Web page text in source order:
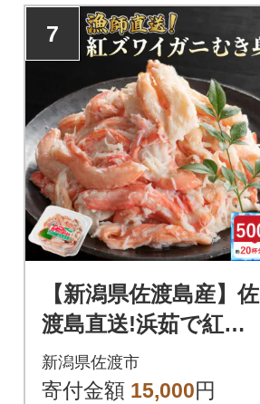
7
【新潟県佐渡島産】佐
渡島直送!浜茹で紅ズ
ワイガニむき身(500g/
約20杯分使用)
新潟県佐渡市
寄付金額 15,000円